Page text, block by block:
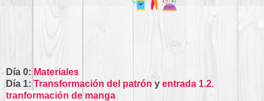
Día 0: Materiales
Día 1: Transformación del patrón y entrada 1.2.
tranformación de manga